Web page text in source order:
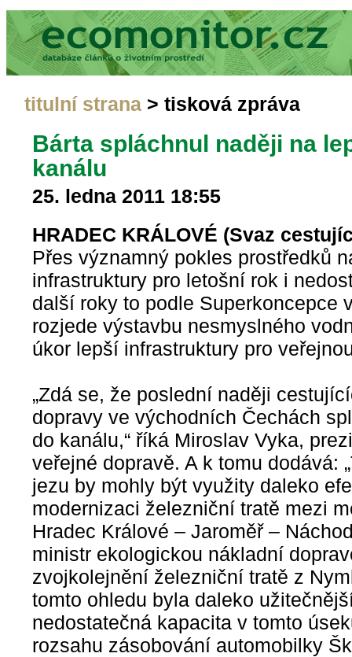
titulní strana > tisková zpráva
Bárta spláchnul naději na
kanálu
25. ledna 2011 18:55
HRADEC KRÁLOVÉ (Svaz
Přes významný pokles prostředků
infrastruktury pro letošní rok i
další roky to podle Superkoncepce
rozjede výstavbu nesmyslného
úkor lepší infrastruktury pro
„Zdá se, že poslední naději
dopravy ve východních Čechách
do kanálu,“ říká Miroslav Vyka,
veřejné dopravě. A k tomu dodává:
jezu by mohly být využity daleko
modernizaci železniční tratě mezi
Hradec Králové – Jaroměř –
ministr ekologickou nákladní
zvojkolejnění železniční tratě z
tomto ohledu byla daleko
nedostatečná kapacita v tomto
rozsahu zásobování automobilky